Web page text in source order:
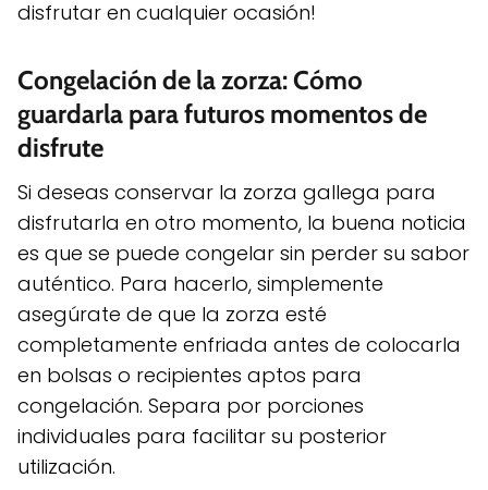
disfrutar en cualquier ocasión!
Congelación de la zorza: Cómo
guardarla para futuros momentos de
disfrute
Si deseas conservar la zorza gallega para
disfrutarla en otro momento, la buena noticia
es que se puede congelar sin perder su sabor
auténtico. Para hacerlo, simplemente
asegúrate de que la zorza esté
completamente enfriada antes de colocarla
en bolsas o recipientes aptos para
congelación. Separa por porciones
individuales para facilitar su posterior
utilización.